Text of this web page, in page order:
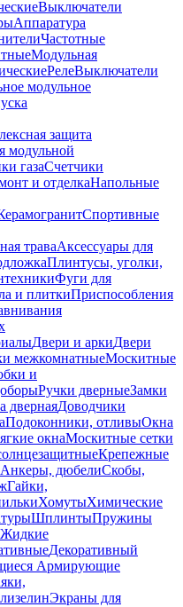
Выключатели
Аппаратура
Частотные
Модульная
РелеВыключатели
модульное
защита
модульной
газаСчетчики
и отделкаНапольные
Спортивные
траваАксессуары для
Плинтусы, уголки,
Фуги для
и плиткиПриспособления
Двери и аркиДвери
межкомнатныеМоскитные
и
Ручки дверныеЗамки
двернаяДоводчики
Подоконники, отливыОкна
окнаМоскитные сетки
Крепежные
Анкеры, дюбелиСкобы,
Гайки,
ХомутыХимические
ШплинтыПружины
Жидкие
Декоративный
Армирующие
Экраны для